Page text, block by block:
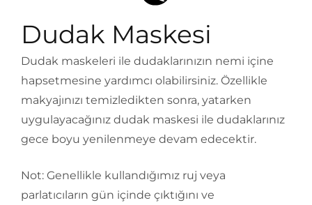
Dudak Maskesi
Dudak maskeleri ile dudaklarınızın nemi içine
hapsetmesine yardımcı olabilirsiniz. Özellikle
makyajınızı temizledikten sonra, yatarken
uygulayacağınız dudak maskesi ile dudaklarınız
gece boyu yenilenmeye devam edecektir.
Not: Genellikle kullandığımız ruj veya
parlatıcıların gün içinde çıktığını ve